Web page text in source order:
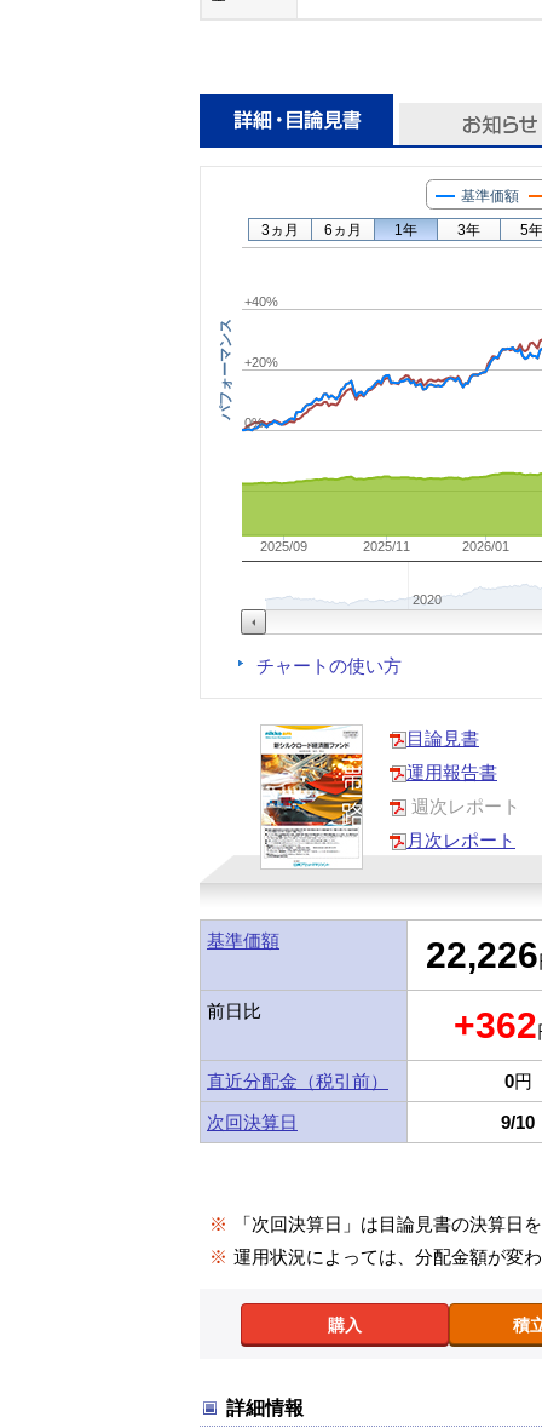
パフォーマンス
基準価額
2025/09 2025/11 2026/01
2020
0%
+20%
+40%
3ヵ月 6ヵ月 1年 3年 5年
チャートの使い方
目論見書
運用報告書
週次レポート
月次レポート
基準価額 22,226
前日比 +362
直近分配金（税引前） 0円
次回決算日
9/10
※
「次回決算日」は目論見書の決算日
※ 運用状況によっては、分配金額が変
購入 積
詳細情報